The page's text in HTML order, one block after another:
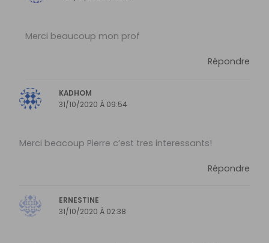
Merci beaucoup mon prof
Répondre
KADHOM
31/10/2020 À 09:54
Merci beacoup Pierre c’est tres interessants!
Répondre
ERNESTINE
31/10/2020 À 02:38